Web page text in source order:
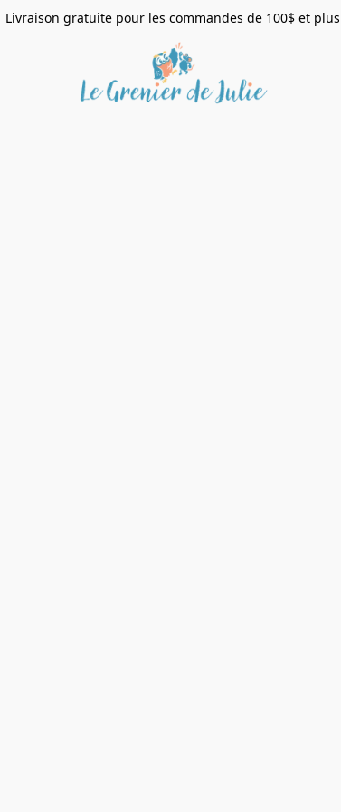
Livraison gratuite pour les commandes de 100$ et plus